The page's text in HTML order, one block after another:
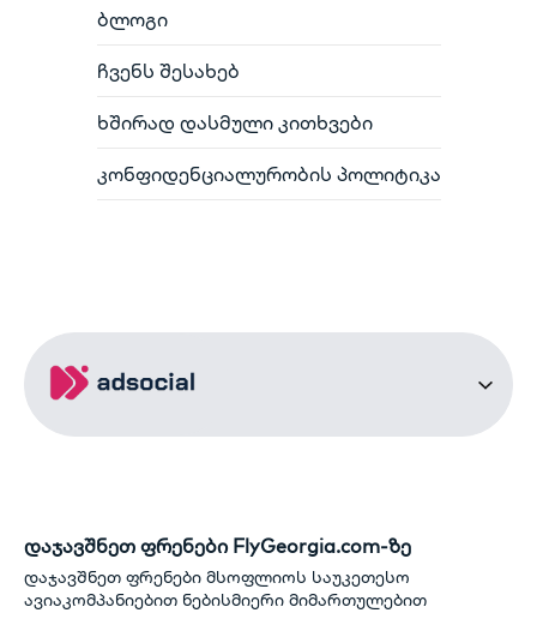
ბლოგი
ჩვენს შესახებ
ხშირად დასმული კითხვები
კონფიდენციალურობის პოლიტიკა
დაჯავშნეთ ფრენები FlyGeorgia.com-ზე
დაჯავშნეთ ფრენები მსოფლიოს საუკეთესო
ავიაკომპანიებით ნებისმიერი მიმართულებით